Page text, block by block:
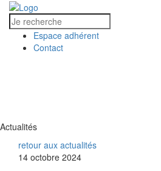
Espace adhérent
Contact
Actualités
retour aux actualités
14 octobre 2024